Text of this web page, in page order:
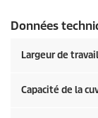
Données
Largeur de
Capacité de la